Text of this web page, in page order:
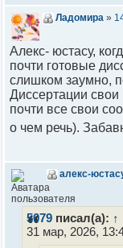
Ладомира »
Алекс- юстасу,
почти готовые
слишком заумно,
Диссертации
почти все свои
о чем речь).
алекс-
5079 писал(а): ↑
31 мар, 2026,